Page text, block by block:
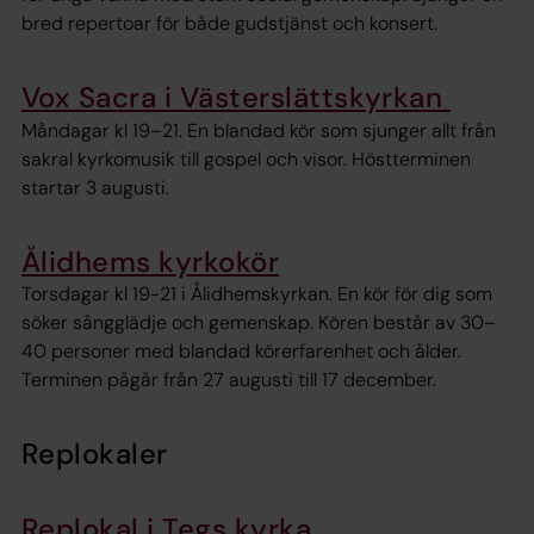
bred repertoar för både gudstjänst och konsert.
Vox Sacra i Västerslättskyrkan
Måndagar kl 19–21. En blandad kör som sjunger allt från
sakral kyrkomusik till gospel och visor. Höstterminen
startar 3 augusti.
Ålidhems kyrkokör
Torsdagar kl 19-21 i Ålidhemskyrkan. En kör för dig som
söker sångglädje och gemenskap. Kören består av 30–
40 personer med blandad körerfarenhet och ålder.
Terminen pågår från 27 augusti till 17 december.
Replokaler